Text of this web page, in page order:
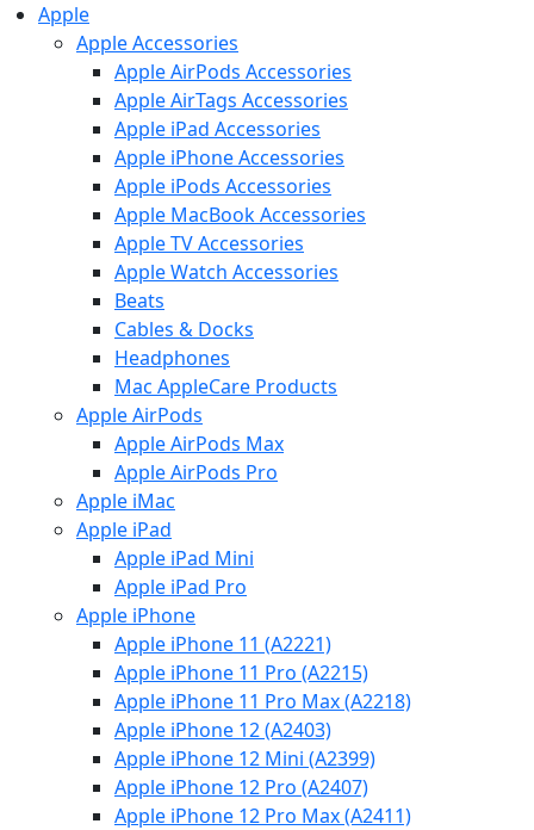
Apple
Apple Accessories
Apple AirPods Accessories
Apple AirTags Accessories
Apple iPad Accessories
Apple iPhone Accessories
Apple iPods Accessories
Apple MacBook Accessories
Apple TV Accessories
Apple Watch Accessories
Beats
Cables & Docks
Headphones
Mac AppleCare Products
Apple AirPods
Apple AirPods Max
Apple AirPods Pro
Apple iMac
Apple iPad
Apple iPad Mini
Apple iPad Pro
Apple iPhone
Apple iPhone 11 (A2221)
Apple iPhone 11 Pro (A2215)
Apple iPhone 11 Pro Max (A2218)
Apple iPhone 12 (A2403)
Apple iPhone 12 Mini (A2399)
Apple iPhone 12 Pro (A2407)
Apple iPhone 12 Pro Max (A2411)